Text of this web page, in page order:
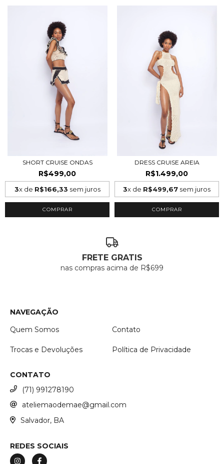
SHORT CRUISE ONDAS
R$499,00
3x de R$166,33 sem juros
COMPRAR
DRESS CRUISE AREIA
R$1.499,00
3x de R$499,67 sem juros
COMPRAR
FRETE GRATIS
nas compras acima de R$699
NAVEGAÇÃO
Quem Somos
Contato
Trocas e Devoluções Política de Privacidade
CONTATO
(71) 991278190
ateliemaodemae@gmail.com
Salvador, BA
REDES SOCIAIS